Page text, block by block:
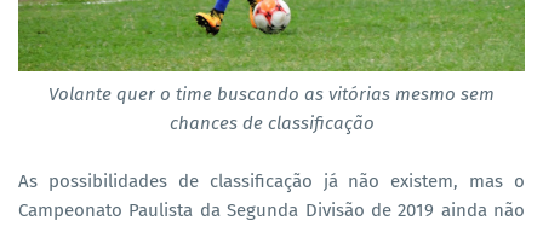
Volante quer o time buscando as vitórias mesmo sem
chances de classificação
As possibilidades de classificação já não existem, mas o
Campeonato Paulista da Segunda Divisão de 2019 ainda não